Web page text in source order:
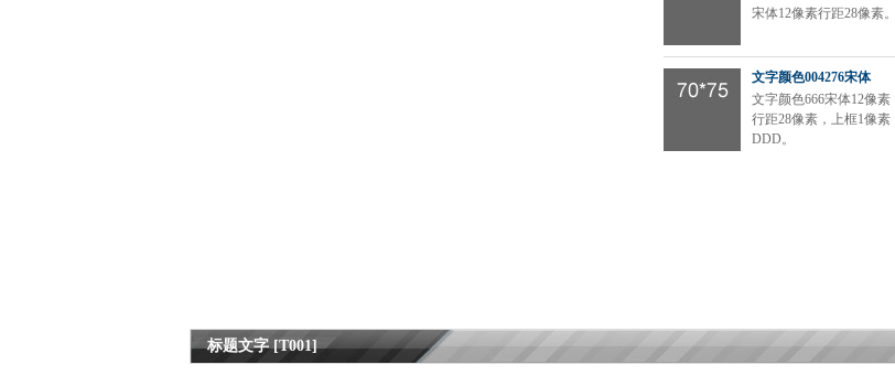
宋体12像素行距28像素。
文字颜色004276宋体
文字颜色666宋体12像素
行距28像素，上框1像素
DDD。
标题文字 [T001]